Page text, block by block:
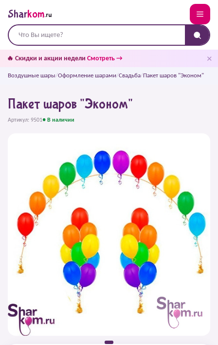
Sharkom.ru
🔥 Скидки и акции недели Смотреть → ✕
Воздушные шары/Оформление шарами/Свадьба/Пакет шаров "Эконом"
Пакет шаров "Эконом"
Артикул: 9501● В наличии